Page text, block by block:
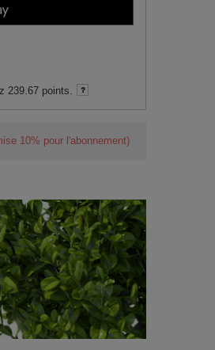
10% pour l'abonnement)
239.67 points.